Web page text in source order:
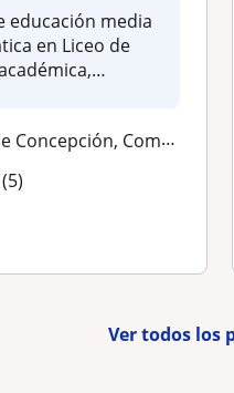
educación media
en Liceo de
de Hualpén, Comuna de San Pedro de la Paz...
(5)
Ver todos los